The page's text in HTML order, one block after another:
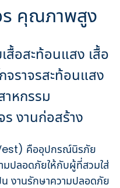
ร คุณภาพสูง
สื้อสะท้อนแสง เสื้อ
จราจรสะท้อนแสง
าหกรรม
ร งานก่อสร้าง
คืออุปกรณ์นิรภัย
มปลอดภัยให้กับผู้ที่สวมใส่
งานรักษาความปลอดภัย